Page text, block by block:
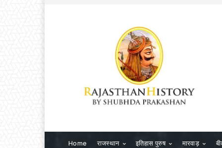
Home राजस्थान इतिहास पुरुष मारवाड़